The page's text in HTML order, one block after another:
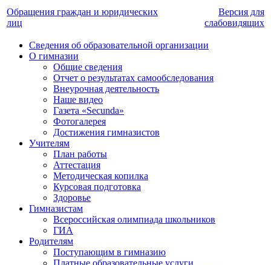
Обращения граждан и юридических
лиц
Версия для
слабовидящих
Сведения об образовательной организации
О гимназии
Общие сведения
Отчет о результатах самообследования
Внеурочная деятельность
Наше видео
Газета «Secunda»
Фотогалерея
Достижения гимназистов
Учителям
План работы
Аттестация
Методическая копилка
Курсовая подготовка
Здоровье
Гимназистам
Всероссийская олимпиада школьников
ГИА
Родителям
Поступающим в гимназию
Платные образовательные услуги